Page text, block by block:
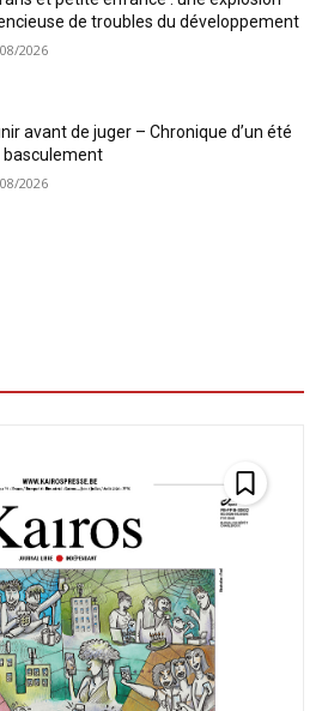
de troubles du développement
2026
avant de juger – Chronique d’un été
basculement
2026